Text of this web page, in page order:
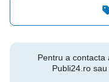
Pentru a contacta
Publi24.ro